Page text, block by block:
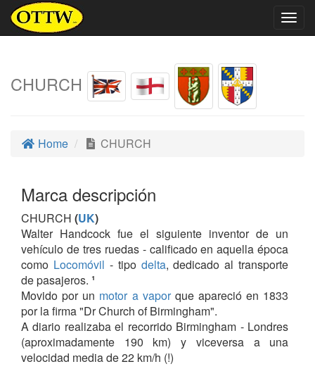
CHURCH
Home CHURCH
Marca descripción
CHURCH (UK)
Walter Handcock fue el siguiente inventor de un
vehículo de tres ruedas - calificado en aquella época
como Locomóvil - tipo delta, dedicado al transporte
de pasajeros. ¹
Movido por un motor a vaporque apareció en 1833
por la firma "Dr Church of Birmingham".
A diario realizaba el recorrido Birmingham - Londres
(aproximadamente 190 km) y viceversa a una
velocidad media de 22 km/h (!)